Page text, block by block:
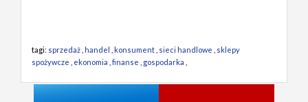
tagi: sprzedaż handel konsument sieci handlowe
sklepy
spożywcze
ekonomia finanse gospodarka